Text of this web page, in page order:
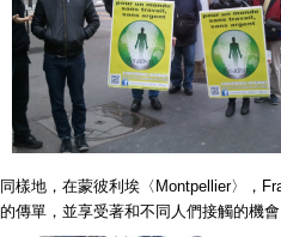
同樣地，在蒙彼利埃〈Montpellier〉，
的傳單，並享受著和不同人們接觸的機會